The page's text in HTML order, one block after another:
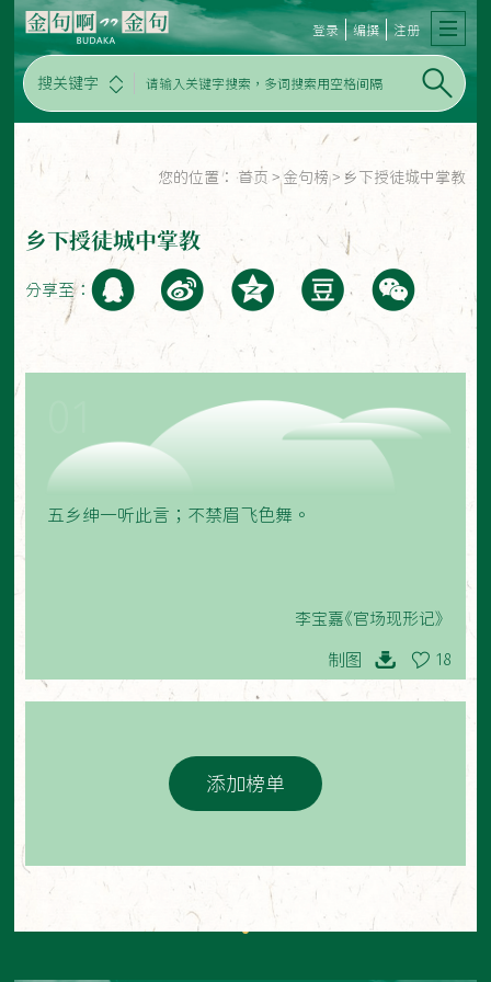
搜关键字
登录 编撰 注册
您的位置： 首页 > 金句榜 > 乡下授徒城中掌教
乡下授徒城中掌教
分享至：
五乡绅一听此言；不禁眉飞色舞。
李宝嘉《官场现形记》
制图 18
添加榜单